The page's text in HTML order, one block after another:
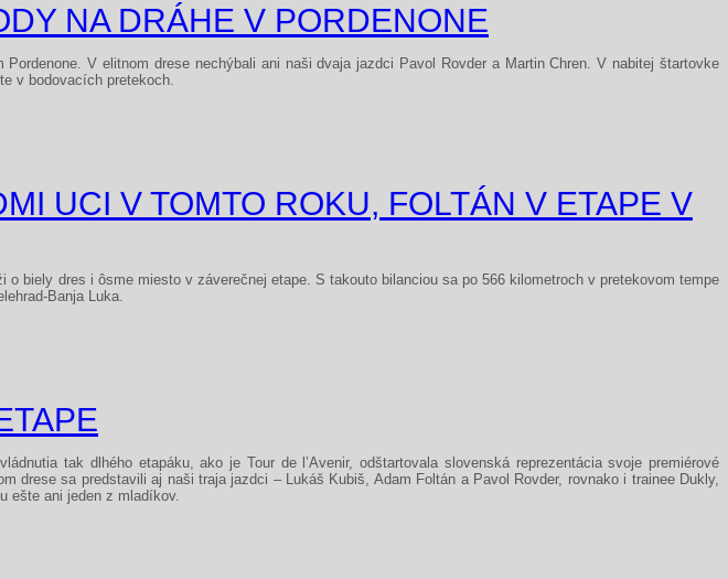
NA DRÁHE V PORDENONE
V elitnom drese nechýbali ani naši dvaja jazdci Pavol Rovder a Martin Chren. V nabitej štartovke
v bodovacích pretekoch.
UCI V TOMTO ROKU, FOLTÁN V ETAPE V
biely dres i ôsme miesto v záverečnej etape. S takouto bilanciou sa po 566 kilometroch v pretekovom tempe
Banja Luka.
tak dlhého etapáku, ako je Tour de l’Avenir, odštartovala slovenská reprezentácia svoje premiérové
drese sa predstavili aj naši traja jazdci – Lukáš Kubiš, Adam Foltán a Pavol Rovder, rovnako i trainee Dukly,
ešte ani jeden z mladíkov.